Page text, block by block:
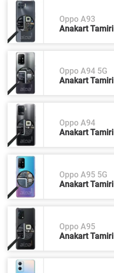
Oppo A93
Anakart Tamiri
Oppo A94 5G
Anakart Tamiri
Oppo A94
Anakart Tamiri
Oppo A95 5G
Anakart Tamiri
Oppo A95
Anakart Tamiri